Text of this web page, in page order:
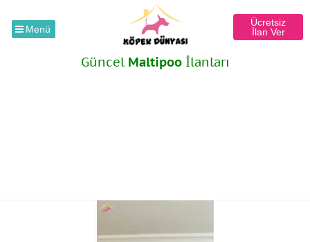
Menü
Ücretsiz
İlan Ver
Güncel Maltipooİlanları